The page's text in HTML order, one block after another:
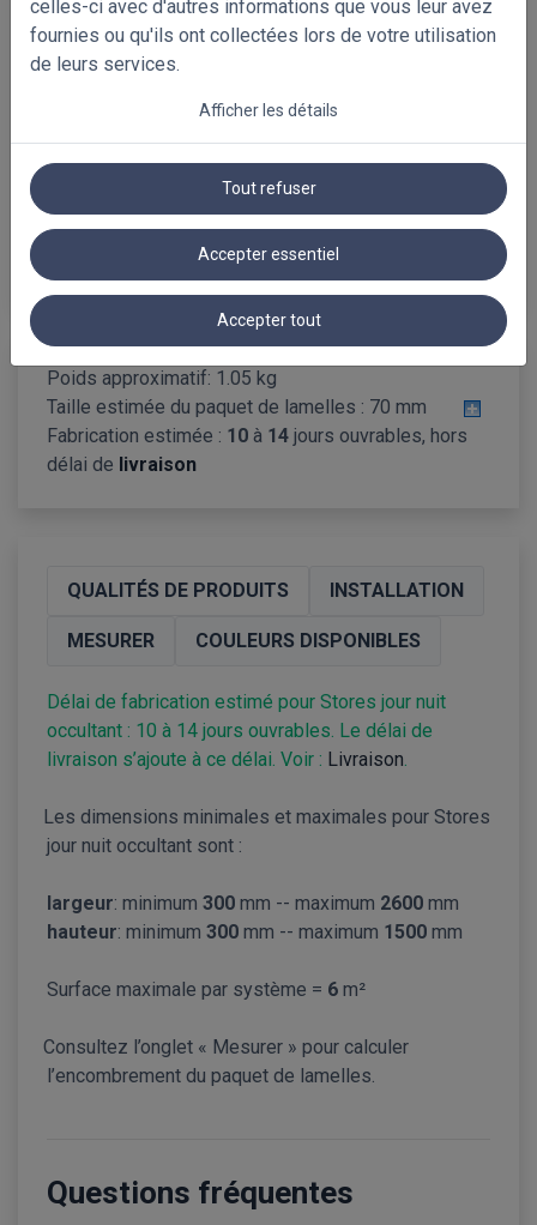
celles-ci avec d'autres informations que vous leur avez
fournies ou qu'ils ont collectées lors de votre utilisation
de leurs services.
Afficher les détails
Tout refuser
Accepter essentiel
Accepter tout
Référence
Poids approximatif: 1.05 kg
Taille estimée du paquet de lamelles : 70 mm
Fabrication estimée : 10 à 14 jours ouvrables, hors
délai de livraison
QUALITÉS DE PRODUITS INSTALLATION
MESURER COULEURS DISPONIBLES
Délai de fabrication estimé pour Stores jour nuit
occultant : 10 à 14 jours ouvrables. Le délai de
livraison s’ajoute à ce délai. Voir : Livraison.
Les dimensions minimales et maximales pour Stores
jour nuit occultant sont :
largeur: minimum 300 mm -- maximum 2600 mm
hauteur: minimum 300 mm -- maximum 1500 mm
Surface maximale par système = 6 m²
Consultez l’onglet « Mesurer » pour calculer
l’encombrement du paquet de lamelles.
Questions fréquentes